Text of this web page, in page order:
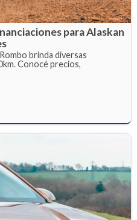
para Alaskan
brinda diversas
Conocé precios,